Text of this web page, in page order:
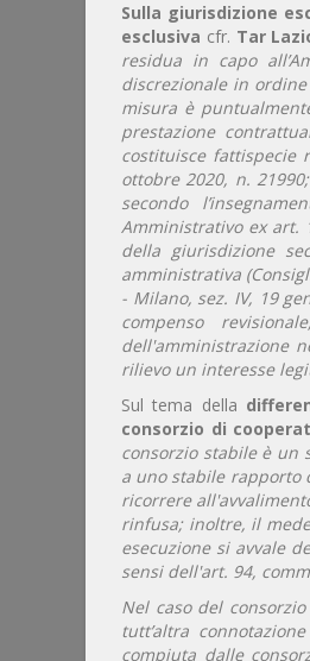
Sulla giurisdizione
esclusiva cfr. Tar
residua in capo
discrezionale in
misura è
prestazione
costituisce fattispecie
ottobre 2020, n.
secondo
Amministrativo ex art.
della giurisdizione
amministrativa
- Milano, sez. IV, 19
compenso
dell'amministrazione
rilievo un interesse
Sul tema della
consorzio di
consorzio stabile è un
a uno stabile rapporto
ricorrere
rinfusa; inoltre, il
esecuzione si avvale
sensi dell'art. 94,
Nel caso del
tutt’altra
compiuta dalle